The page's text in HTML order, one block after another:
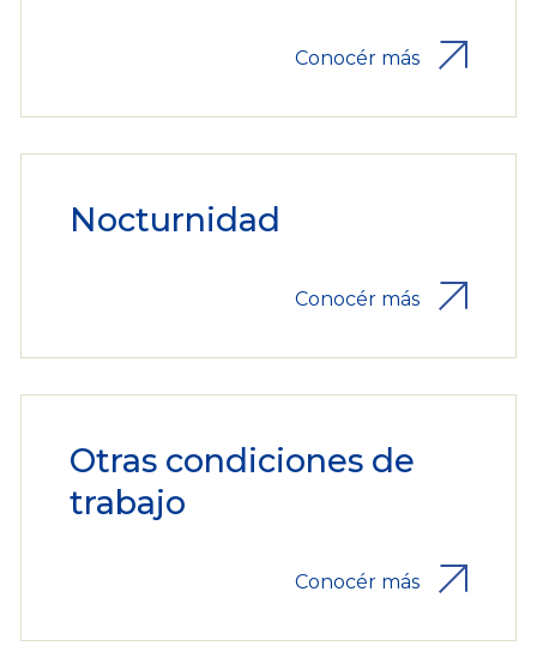
Conocér más
Nocturnidad
Conocér más
Otras condiciones de
trabajo
Conocér más